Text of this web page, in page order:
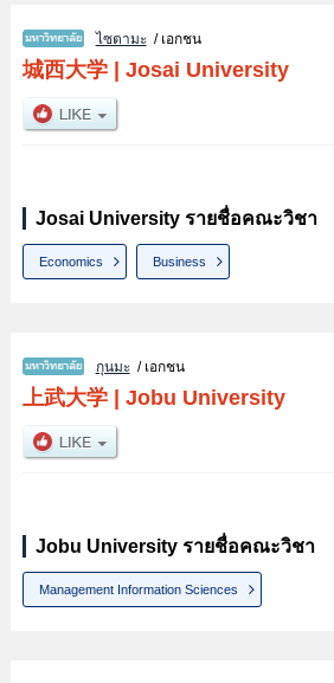
ไซตามะ/ เอกชน
城西大学| Josai University
Josai University รายชื่อคณะวิชา
Economics Business
กุนมะ/ เอกชน
上武大学| Jobu University
Jobu University รายชื่อคณะวิชา
Management Information Sciences